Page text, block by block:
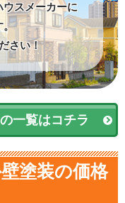
ウスメーカーに
。
さい！
一覧はコチラ
塗装の価格